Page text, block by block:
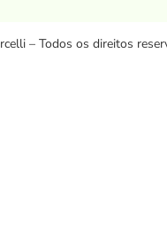
– Todos os direitos